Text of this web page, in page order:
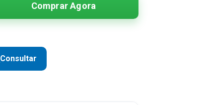
R$ 229,96 sem juros
R$ 153,31 sem juros
Comprar Agora
Consultar